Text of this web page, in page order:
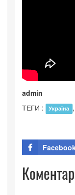
admin
ТЕГИ :
Україна ,